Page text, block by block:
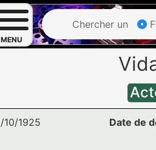
MENU
Chercher un
10/1925 Date de